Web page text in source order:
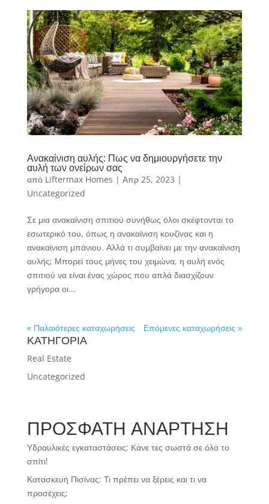
Ανακαίνιση αυλής: Πως να δημιουργήσετε την
αυλή των ονείρων σας
από Liftermax Homes | Απρ 25, 2023 |
Uncategorized
Σε μια ανακαίνιση σπιτιού συνήθως όλοι σκέφτονται το
εσωτερικό του, όπως η ανακαίνιση κουζίνας και η
ανακαίνιση μπάνιου. Αλλά τι συμβαίνει με την ανακαίνιση
αυλής; Μπορεί τους μήνες του χειμώνα, η αυλή ενός
σπιτιού να είναι ένας χώρος που απλά διασχίζουν
γρήγορα οι...
« Παλαιότερες καταχωρήσεις Επόμενες καταχωρήσεις »
ΚΑΤΗΓΟΡΙΑ
Real Estate
Uncategorized
ΠΡΟΣΦΑΤΗ ΑΝΑΡΤΗΣΗ
Υδραυλικές εγκαταστάσεις: Κάνε τες σωστά σε όλο το
σπίτι!
Κατασκευή Πισίνας: Τι πρέπει να ξέρεις και τι να
προσέχεις;